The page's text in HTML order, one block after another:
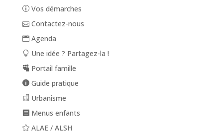
Vos démarches
Contactez-nous
Agenda
Une idée ? Partagez-la !
Portail famille
Guide pratique
Urbanisme
Menus enfants
ALAE / ALSH